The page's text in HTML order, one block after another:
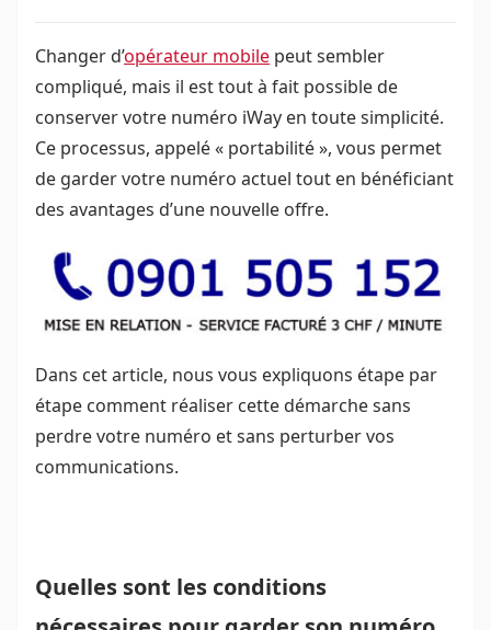
Changer d’opérateur mobile peut sembler
compliqué, mais il est tout à fait possible de
conserver votre numéro iWay en toute simplicité.
Ce processus, appelé « portabilité », vous permet
de garder votre numéro actuel tout en bénéficiant
des avantages d’une nouvelle offre.
Dans cet article, nous vous expliquons étape par
étape comment réaliser cette démarche sans
perdre votre numéro et sans perturber vos
communications.
Quelles sont les conditions